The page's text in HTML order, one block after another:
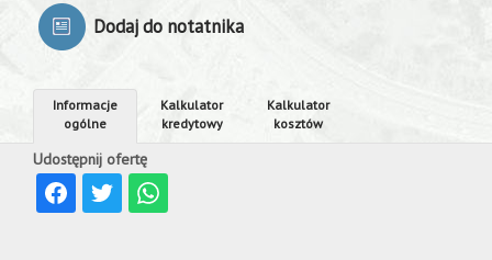
Dodaj do notatnika
Udostępnij ofertę
Informacje
ogólne
Kalkulator
kredytowy
Kalkulator
kosztów